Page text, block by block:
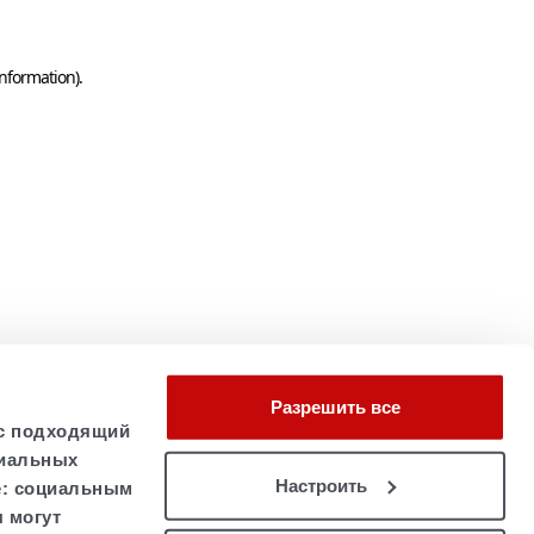
подходящий
социальным
Разрешить все
Настроить
.